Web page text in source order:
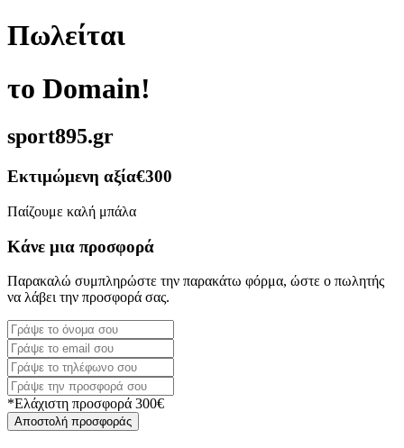
Πωλείται
το Domain!
sport895.gr
Εκτιμώμενη αξία€300
Παίζουμε καλή μπάλα
Κάνε μια προσφορά
Παρακαλώ συμπληρώστε την παρακάτω φόρμα, ώστε ο πωλητής
να λάβει την προσφορά σας.
*Ελάχιστη προσφορά 300€
Αποστολή προσφοράς